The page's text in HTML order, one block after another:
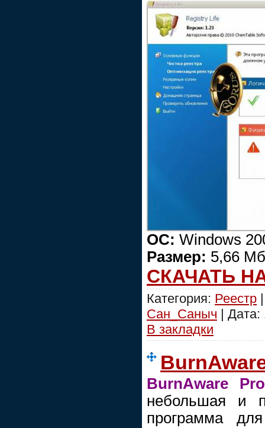
ОС: Windows
Размер: 5,66 Мб
СКАЧАТЬ
Категория: Реестр
Сан_Саныч | Дата:
В закладки
BurnAware
небольшая и
программа